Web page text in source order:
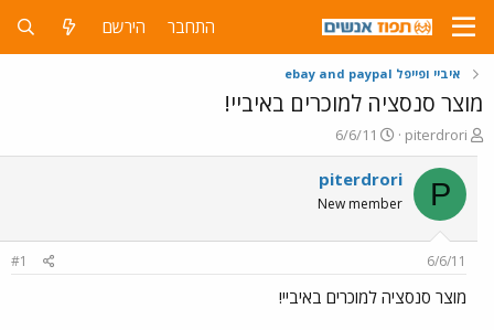
התחבר הירשם
איביי ופייפל ebay and paypal
מוצר סנסציה למוכרים באיביי!
פ
ו
ת
ח
ה
ש
א
piterdrori
פ
ו
ר
ם
ר
6/6/11
P
piterdrori
New member
6/6/11
#1
מוצר סנסציה למוכרים באיביי!